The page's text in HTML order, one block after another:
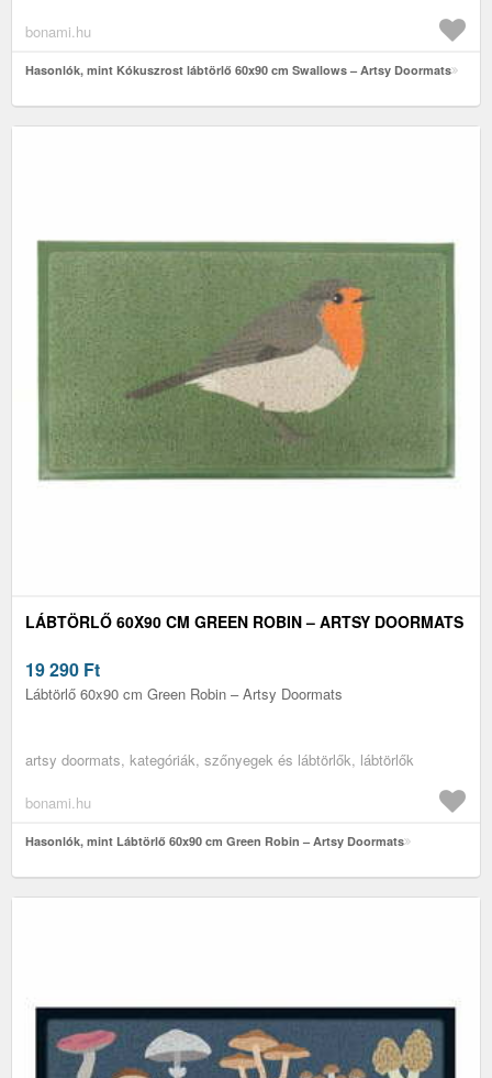
bonami.hu
Hasonlók, mint Kókuszrost lábtörlő 60x90 cm Swallows – Artsy Doormats
LÁBTÖRLŐ 60X90 CM GREEN ROBIN – ARTSY DOORMATS
19 290 Ft
Lábtörlő 60x90 cm Green Robin – Artsy Doormats
artsy doormats, kategóriák, szőnyegek és lábtörlők, lábtörlők
bonami.hu
Hasonlók, mint Lábtörlő 60x90 cm Green Robin – Artsy Doormats